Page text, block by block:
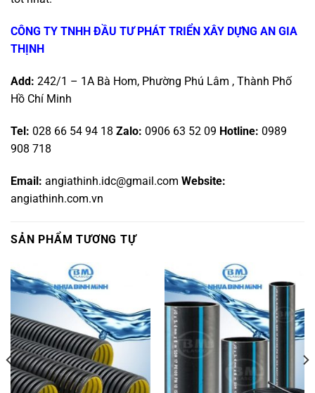
CÔNG TY TNHH ĐẦU TƯ PHÁT TRIỂN XÂY DỰNG AN GIA
THỊNH
Add: 242/1 – 1A Bà Hom, Phường Phú Lâm , Thành Phố
Hồ Chí Minh
Tel: 028 66 54 94 18 Zalo: 0906 63 52 09 Hotline: 0989
908 718
Email: angiathinh.idc@gmail.com Website:
angiathinh.com.vn
SẢN PHẨM TƯƠNG TỰ